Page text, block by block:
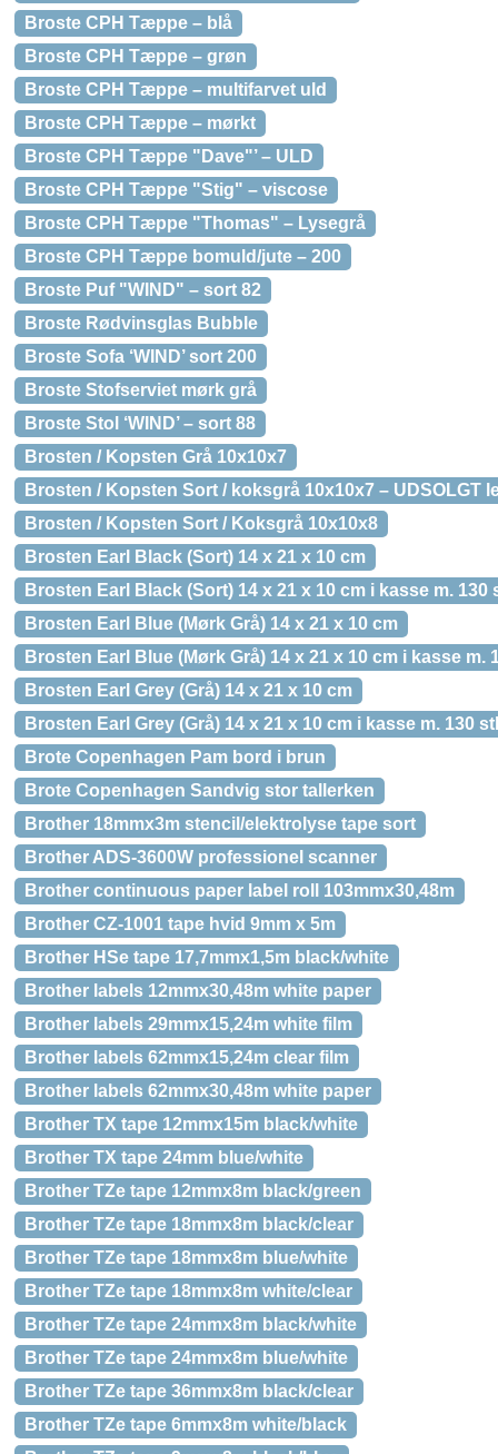
Broste CPH Tæppe – blå
Broste CPH Tæppe – grøn
Broste CPH Tæppe – multifarvet uld
Broste CPH Tæppe – mørkt
Broste CPH Tæppe "Dave"’ – ULD
Broste CPH Tæppe "Stig" – viscose
Broste CPH Tæppe "Thomas" – Lysegrå
Broste CPH Tæppe bomuld/jute – 200
Broste Puf "WIND" – sort 82
Broste Rødvinsglas Bubble
Broste Sofa ‘WIND’ sort 200
Broste Stofserviet mørk grå
Broste Stol ‘WIND’ – sort 88
Brosten / Kopsten Grå 10x10x7
Brosten / Kopsten Sort / koksgrå 10x10x7 – UDSOLGT
Brosten / Kopsten Sort / Koksgrå 10x10x8
Brosten Earl Black (Sort) 14 x 21 x 10 cm
Brosten Earl Black (Sort) 14 x 21 x 10 cm i kasse m. 130
Brosten Earl Blue (Mørk Grå) 14 x 21 x 10 cm
Brosten Earl Blue (Mørk Grå) 14 x 21 x 10 cm i kasse m.
Brosten Earl Grey (Grå) 14 x 21 x 10 cm
Brosten Earl Grey (Grå) 14 x 21 x 10 cm i kasse m. 130
Brote Copenhagen Pam bord i brun
Brote Copenhagen Sandvig stor tallerken
Brother 18mmx3m stencil/elektrolyse tape sort
Brother ADS-3600W professionel scanner
Brother continuous paper label roll 103mmx30,48m
Brother CZ-1001 tape hvid 9mm x 5m
Brother HSe tape 17,7mmx1,5m black/white
Brother labels 12mmx30,48m white paper
Brother labels 29mmx15,24m white film
Brother labels 62mmx15,24m clear film
Brother labels 62mmx30,48m white paper
Brother TX tape 12mmx15m black/white
Brother TX tape 24mm blue/white
Brother TZe tape 12mmx8m black/green
Brother TZe tape 18mmx8m black/clear
Brother TZe tape 18mmx8m blue/white
Brother TZe tape 18mmx8m white/clear
Brother TZe tape 24mmx8m black/white
Brother TZe tape 24mmx8m blue/white
Brother TZe tape 36mmx8m black/clear
Brother TZe tape 6mmx8m white/black